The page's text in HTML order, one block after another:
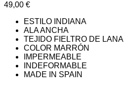
49,00 €
ESTILO INDIANA
ALA ANCHA
TEJIDO FIELTRO DE LANA
COLOR MARRÓN
IMPERMEABLE
INDEFORMABLE
MADE IN SPAIN